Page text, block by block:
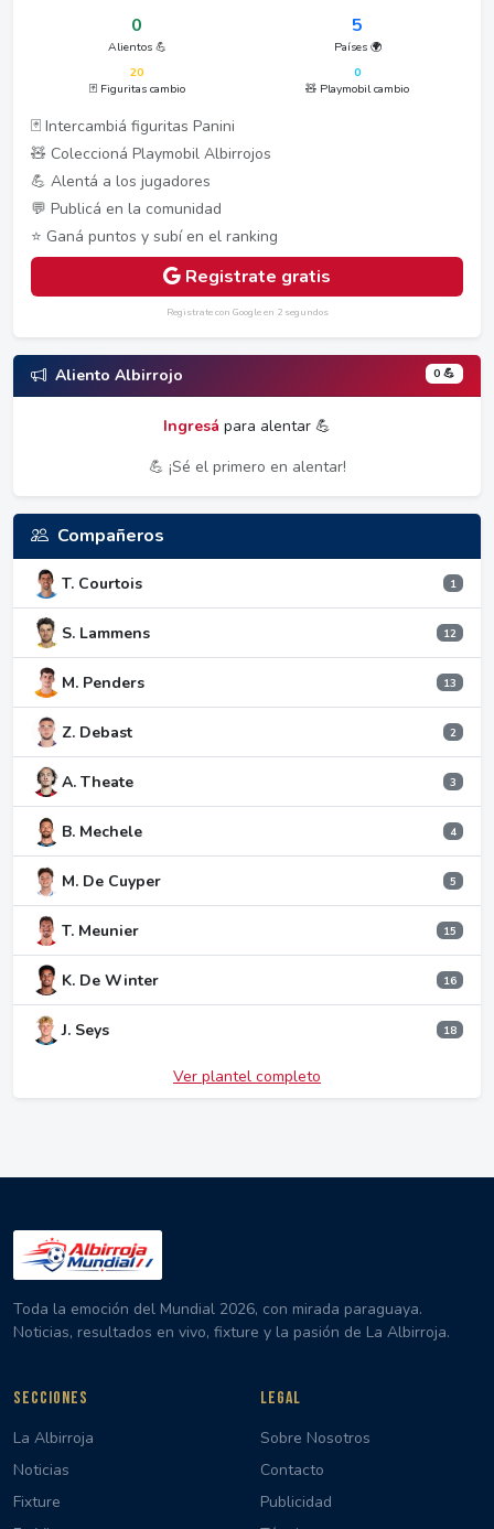
0
Alientos 💪
5
Países 🌍
20
🃏 Figuritas cambio
0
🧸 Playmobil cambio
🃏 Intercambiá figuritas Panini
🧸 Coleccioná Playmobil Albirrojos
💪 Alentá a los jugadores
💬 Publicá en la comunidad
⭐ Ganá puntos y subí en el ranking
Registrate gratis
Registrate con Google en 2 segundos
Aliento Albirrojo 0 💪
Ingresá para alentar 💪
💪 ¡Sé el primero en alentar!
Compañeros
T. Courtois 1
S. Lammens 12
M. Penders 13
Z. Debast 2
A. Theate 3
B. Mechele 4
M. De Cuyper 5
T. Meunier 15
K. De Winter 16
J. Seys 18
Ver plantel completo
Toda la emoción del Mundial 2026, con mirada paraguaya.
Noticias, resultados en vivo, fixture y la pasión de La Albirroja.
SECCIONES
La Albirroja
Noticias
Fixture
LEGAL
Sobre Nosotros
Contacto
Publicidad